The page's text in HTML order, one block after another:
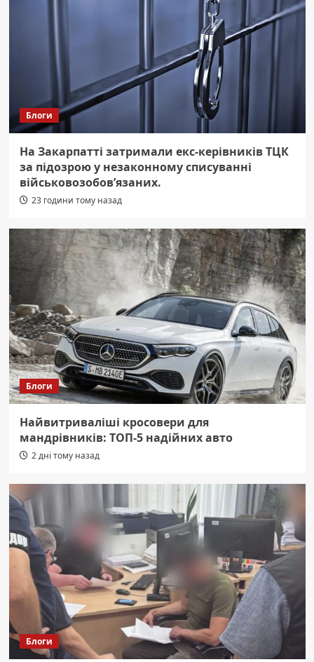
Блоги
На Закарпатті затримали екс-керівників ТЦК
за підозрою у незаконному списуванні
військовозобов’язаних.
23 години тому назад
Блоги
Найвитриваліші кросовери для
мандрівників: ТОП-5 надійних авто
2 дні тому назад
Блоги